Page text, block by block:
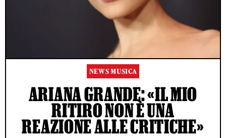
NEWS MUSICA
ARIANA GRANDE: «IL MIO
RITIRO NON È UNA
REAZIONE ALLE CRITICHE»